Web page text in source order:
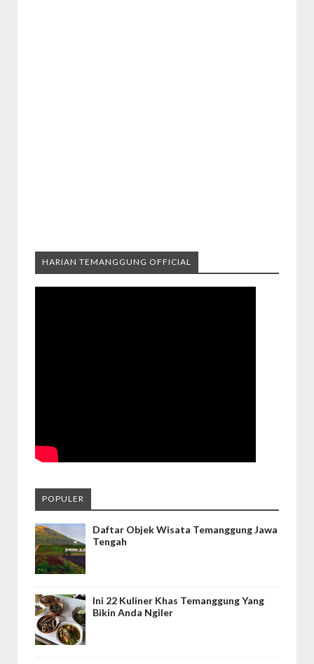
HARIAN TEMANGGUNG OFFICIAL
POPULER
Daftar Objek Wisata Temanggung Jawa
Tengah
Ini 22 Kuliner Khas Temanggung Yang
Bikin Anda Ngiler